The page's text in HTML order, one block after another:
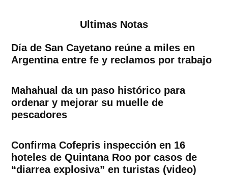
Ultimas Notas
Día de San Cayetano reúne a miles en
Argentina entre fe y reclamos por trabajo
Mahahual da un paso histórico para
ordenar y mejorar su muelle de
pescadores
Confirma Cofepris inspección en 16
hoteles de Quintana Roo por casos de
“diarrea explosiva” en turistas (video)